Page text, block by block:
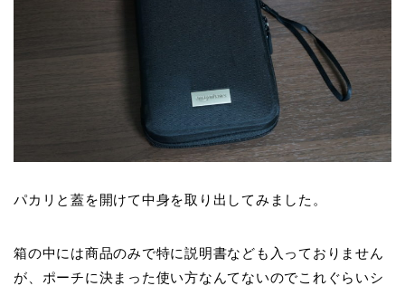
パカリと蓋を開けて中身を取り出してみました。
箱の中には商品のみで特に説明書なども入っておりません
が、ポーチに決まった使い方なんてないのでこれぐらいシ